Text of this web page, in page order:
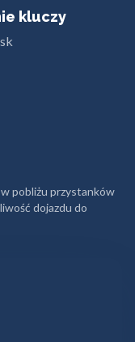
kluczy
pobliżu przystanków
dojazdu do